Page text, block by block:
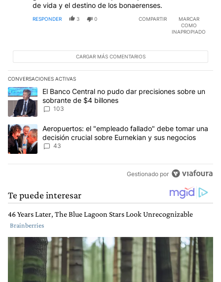
de vida y el destino de los bonaerenses.
RESPONDER 3 0 COMPARTIR
MARCAR
COMO
INAPROPIADO
CARGAR MÁS COMENTARIOS
CONVERSACIONES ACTIVAS
Este listado muestra los artículos con más comentarios en los
Un artículo de tendencia con el título "El Banco Central no pudo
El Banco Central no pudo dar precisiones sobre un
sobrante de $4 billones
103
Un artículo de tendencia con el título "Aeropuertos: el
Aeropuertos: el "empleado fallado" debe tomar una
decisión crucial sobre Eurnekian y sus negocios
43
Gestionado por